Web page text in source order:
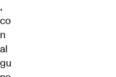
,
co
n
al
gu